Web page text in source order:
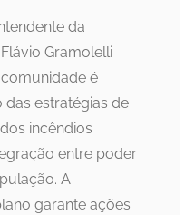
da
Gramolelli
é
das estratégias de
incêndios
entre poder
A
garante ações